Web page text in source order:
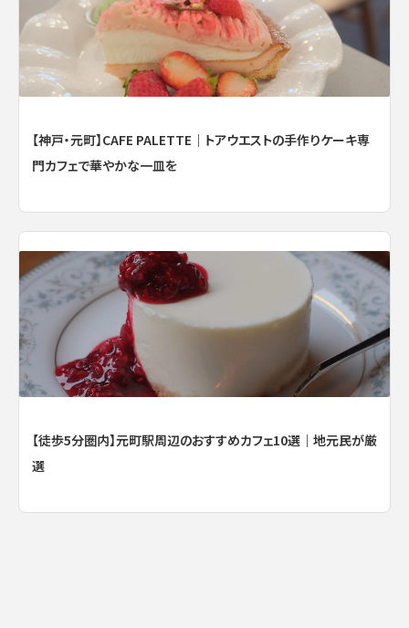
【神戸・元町】CAFE PALETTE｜トアウエストの手作りケーキ専
門カフェで華やかな一皿を
【徒歩5分圏内】元町駅周辺のおすすめカフェ10選｜地元民が厳
選